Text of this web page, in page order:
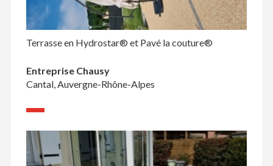
Terrasse en Hydrostar® et Pavé la couture®
Entreprise Chausy
Cantal, Auvergne-Rhône-Alpes